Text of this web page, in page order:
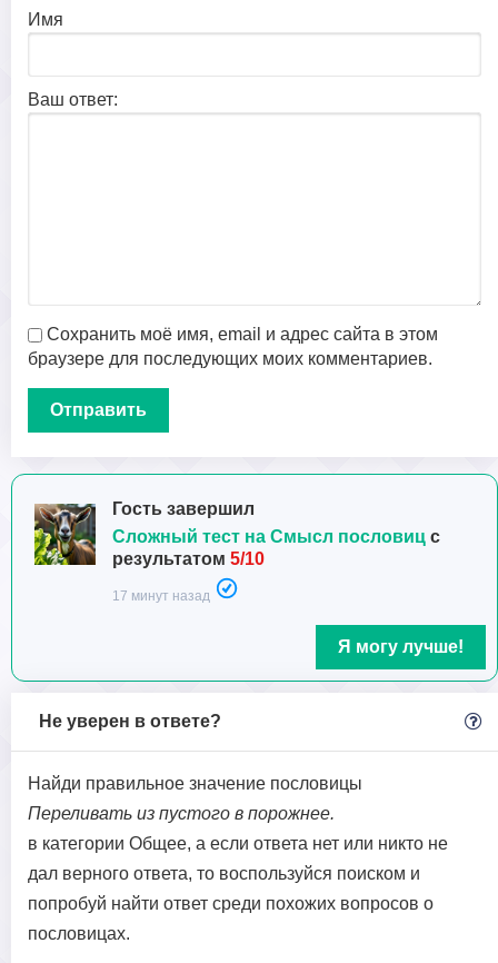
Имя
Ваш ответ:
Сохранить моё имя, email и адрес сайта в этом
браузере для последующих моих комментариев.
Гость завершил
Сложный тест на Смысл пословиц с
результатом 5/10
17 минут назад
Я могу лучше!
Не уверен в ответе?
Найди правильное значение пословицы
Переливать из пустого в порожнее.
в категории Общее, а если ответа нет или никто не
дал верного ответа, то воспользуйся поиском и
попробуй найти ответ среди похожих вопросов о
пословицах.